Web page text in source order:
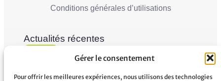
Gérer le consentement
Pour offrir les meilleures expériences, nous utilisons des technologies
Conditions générales d’utilisations
Actualités récentes
La Ville de Mana informe la population qu’un
vendredi 5 juin 2026 à partir...